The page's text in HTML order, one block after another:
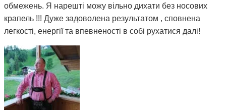
обмежень. Я нарешті можу вільно дихати без носових
крапель !!! Дуже задоволена результатом , сповнена
легкості, енергії та впевненості в собі рухатися далі!